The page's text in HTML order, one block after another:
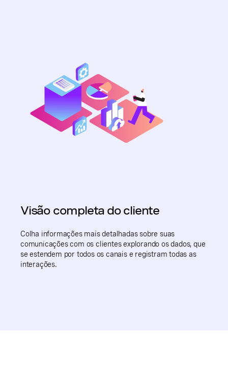
Visão completa do cliente
Colha informações mais detalhadas sobre suas
comunicações com os clientesexplorando os dados, que
se estendem por todos os canais e registram todas as
interações.